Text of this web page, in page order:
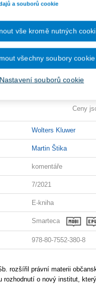
+ záznam webináře
že v období od 1.8. do 21.8. z
vystavovat daňové doklady.
e-mailem.
ks Vložit
Ceny
Wolters Kluwer
Martin Štika
komentáře
7/2021
E-kniha
Smarteca
978-80-7552-380-8
rozšířil právní materii
rozhodnutí o nový institut,
a souborů cookie
Nastavení souborů cookie
vše kromě nutných
všechny soubory cookie